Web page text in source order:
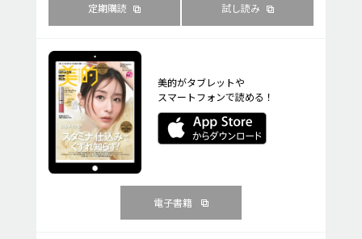
定期購読 試し読み
美的がタブレットや
スマートフォンで読める！
電子書籍